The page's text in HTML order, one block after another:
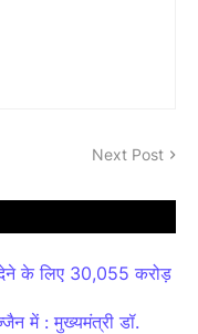
Next Post
के लिए 30,055 करोड़
में : मुख्यमंत्री डॉ.